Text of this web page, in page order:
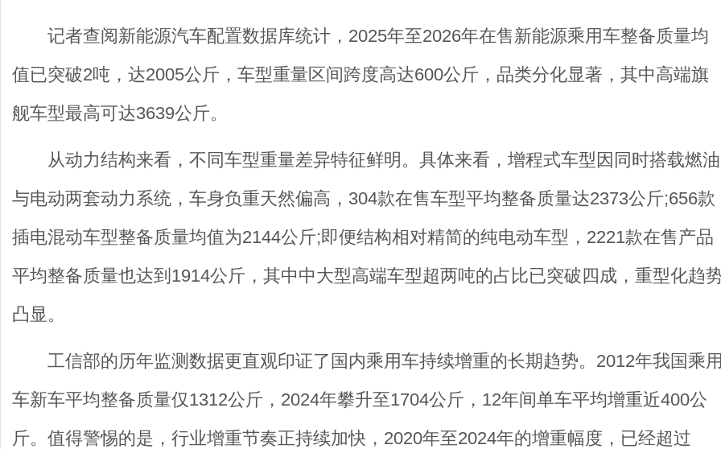
记者查阅新能源汽车配置数据库统计，2025年至2026年在售新能源乘用车整备质量均
值已突破2吨，达2005公斤，车型重量区间跨度高达600公斤，品类分化显著，其中高端旗
舰车型最高可达3639公斤。
从动力结构来看，不同车型重量差异特征鲜明。具体来看，增程式车型因同时搭载燃油
与电动两套动力系统，车身负重天然偏高，304款在售车型平均整备质量达2373公斤;656款
插电混动车型整备质量均值为2144公斤;即便结构相对精简的纯电动车型，2221款在售产品
平均整备质量也达到1914公斤，其中中大型高端车型超两吨的占比已突破四成，重型化趋
凸显。
工信部的历年监测数据更直观印证了国内乘用车持续增重的长期趋势。2012年我国乘
车新车平均整备质量仅1312公斤，2024年攀升至1704公斤，12年间单车平均增重近400公
斤。值得警惕的是，行业增重节奏正持续加快，2020年至2024年的增重幅度，已经超过